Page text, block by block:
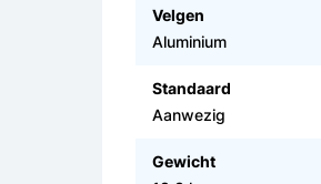
Velgen
Aluminium
Standaard
Aanwezig
Gewicht